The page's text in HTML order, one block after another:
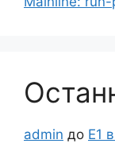
admin до Е1